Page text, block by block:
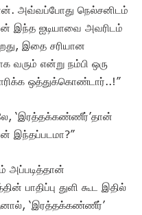
அவ்வப்போது நெல்சனிடம்
இந்த ஐடியாவை அவரிடம்
இதை சரியான
வரும் என்று நம்பி ஒரு
ஒத்துக்கொண்டார்..!”
‘இரத்தக்கண்ணீர்’தான்
இந்தப்படமா?”
அப்படித்தான்
பாதிப்பு துளி கூட இதில்
‘இரத்தக்கண்ணீர்’